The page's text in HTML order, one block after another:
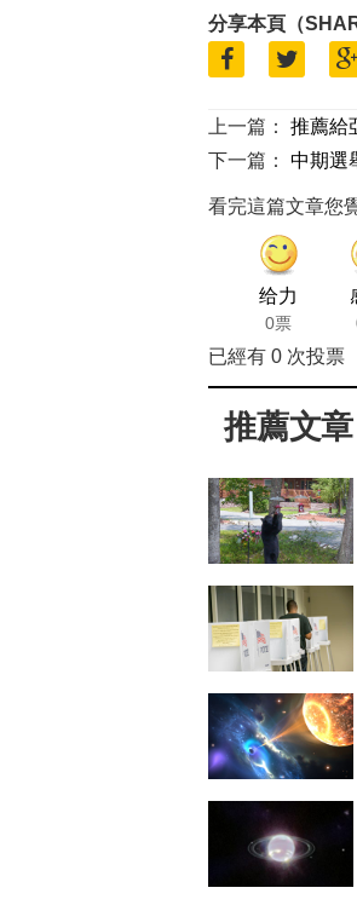
分享本頁（
上一篇：
推薦給
下一篇：
中期選
看完這篇文章您
给力
0票
已經有 0 次投票
推薦文章